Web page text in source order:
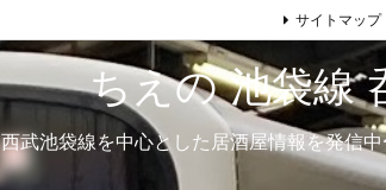
ちえの 池袋線
西武池袋線を中心とした居酒屋情報を発信
サイトマップ